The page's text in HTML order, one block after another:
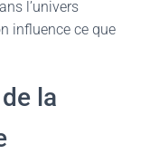
l’univers
influence ce que
la